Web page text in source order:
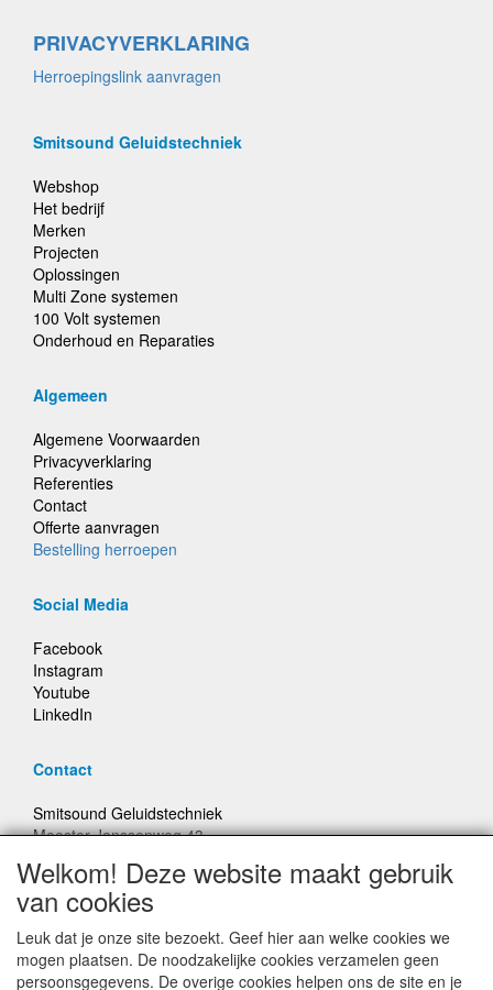
PRIVACYVERKLARING
Herroepingslink aanvragen
Smitsound Geluidstechniek
Webshop
Het bedrijf
Merken
Projecten
Oplossingen
Multi Zone systemen
100 Volt systemen
Onderhoud en Reparaties
Algemeen
Algemene Voorwaarden
Privacyverklaring
Referenties
Contact
Offerte aanvragen
Bestelling herroepen
Social Media
Facebook
Instagram
Youtube
LinkedIn
Contact
Smitsound Geluidstechniek
Meester Janssenweg 43
E-mail: info@smitsound.nl
Telefoon: +31-(0)6-22256322
Bestellingen binnen Nederland, ongeacht gewicht, verstuurd
voor € 6,95
Welkom! Deze website maakt gebruik
van cookies
Leuk dat je onze site bezoekt. Geef hier aan welke cookies we
mogen plaatsen. De noodzakelijke cookies verzamelen geen
persoonsgegevens. De overige cookies helpen ons de site en je